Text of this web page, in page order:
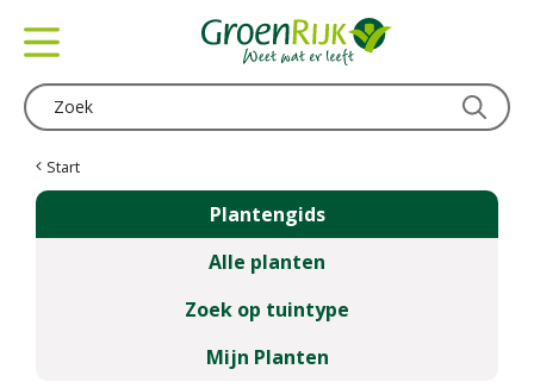
Start
Plantengids
Alle planten
Zoek op tuintype
Mijn Planten